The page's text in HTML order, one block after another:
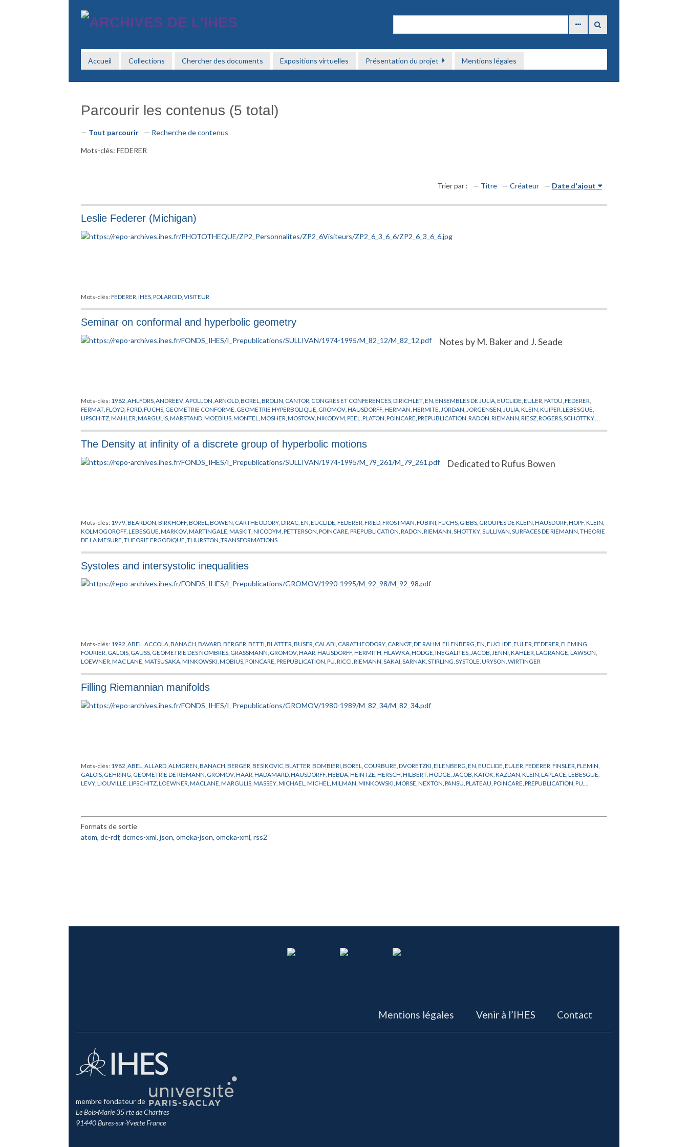
Accueil Collections Chercher des documents Expositions virtuelles Présentation du projet Mentions légales
Parcourir les contenus (5 total)
Tout parcourir Recherche de contenus
Mots-clés: FEDERER
Trier par : Titre Créateur Date d'ajout
Leslie Federer (Michigan)
Mots-clés:FEDERER ,IHES ,POLAROID ,VISITEUR
Seminar on conformal and hyperbolic geometry
Notes by M. Baker and J. Seade
Mots-clés: 1982 ,AHLFORS ,ANDREEV ,APOLLON ,ARNOLD ,BOREL ,BROLIN CANTOR CONGRES ET CONFERENCES ,DIRICHLET ,EN ,ENSEMBLES DE JULIA ,EUCLIDE ,EULER ,FATOU ,FEDERER
FERMAT ,FLOYD ,FORD ,FUCHS GEOMETRIE CONFORME GEOMETRIE HYPERBOLIQUE GROMOV ,HAUSDORFF ,HERMAN ,HERMITE JORDAN JORGENSEN JULIA ,KLEIN ,KUIPER ,LEBESGUE
LIPSCHITZ ,MAHLER ,MARGULIS ,MARSTAND ,MOEBIUS ,MONTEL ,MOSHER ,MOSTOW ,NIKODYM ,PEEL ,PLATON ,POINCARE ,PREPUBLICATION ,RADON ,RIEMANN ,RIESZ ,ROGERS ,SCHOTTKY
The Density at infinity of a discrete group of hyperbolic motions
Dedicated to Rufus Bowen
Mots-clés: 1979 ,BEARDON ,BIRKHOFF ,BOREL ,BOWEN CARTHEODORY ,DIRAC ,EN ,EUCLIDE ,FEDERER ,FRIED ,FROSTMAN ,FUBINI ,FUCHS GIBBS GROUPES DE KLEIN ,HAUSDORF ,HOPF ,KLEIN
KOLMOGOROFF ,LEBESGUE ,MARKOV ,MARTINGALE ,MASKIT ,NICODYM ,PETTERSON ,POINCARE ,PREPUBLICATION ,RADON ,RIEMANN SHOTTKY SULLIVAN SURFACES DE RIEMANN ,THEORIE
DE LA MESURE ,THEORIE ERGODIQUE ,THURSTON ,TRANSFORMATIONS
Systoles and intersystolic inequalities
Mots-clés: 1992 ,ABEL ,ACCOLA ,BANACH ,BAVARD ,BERGER ,BETTI ,BLATTER ,BUSER CALABI CARATHEODORY CARNOT ,DE RAHM ,EILENBERG ,EN ,EUCLIDE ,EULER ,FEDERER ,FLEMING
FOURIER GALOIS GAUSS GEOMETRIE DES NOMBRES GRASSMANN GROMOV ,HAAR ,HAUSDORFF ,HERMITH ,HLAWKA ,HODGE ,INEGALITES JACOB JENNI ,KAHLER ,LAGRANGE ,LAWSON
LOEWNER ,MAC LANE ,MATSUSAKA ,MINKOWSKI ,MOBIUS ,POINCARE ,PREPUBLICATION ,PU ,RICCI ,RIEMANN ,SAKAI ,SARNAK ,STIRLING ,SYSTOLE ,URYSON ,WIRTINGER
Filling Riemannian manifolds
Mots-clés: 1982 ,ABEL ,ALLARD ,ALMGREN ,BANACH ,BERGER ,BESIKOVIC ,BLATTER ,BOMBIERI ,BOREL COURBURE ,DVORETZKI ,EILENBERG ,EN ,EUCLIDE ,EULER ,FEDERER ,FINSLER ,FLEMIN
GALOIS GEHRING GEOMETRIE DE RIEMANN GROMOV ,HAAR ,HADAMARD ,HAUSDORFF ,HEBDA ,HEINTZE ,HERSCH ,HILBERT ,HODGE JACOB ,KATOK ,KAZDAN ,KLEIN ,LAPLACE ,LEBESGUE
LEVY ,LIOUVILLE ,LIPSCHITZ ,LOEWNER ,MACLANE ,MARGULIS ,MASSEY ,MICHAEL ,MICHEL ,MILMAN ,MINKOWSKI ,MORSE ,NEXTON ,PANSU ,PLATEAU ,POINCARE ,PREPUBLICATION ,PU
Formats de sortie
atom,dc-rdf,dcmes-xml,json,omeka-json,omeka-xml,rss2
Mentions légales Venir à l’IHES Contact
membre fondateur de
Le Bois-Marie 35 rte de Chartres
91440 Bures-sur-Yvette France